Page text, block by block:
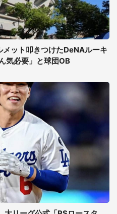
ット叩きつけたDeNAルーキ
気必要」と球団OB